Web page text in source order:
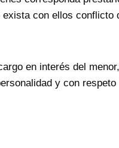
exista con ellos conflicto
en interés del
y con respeto